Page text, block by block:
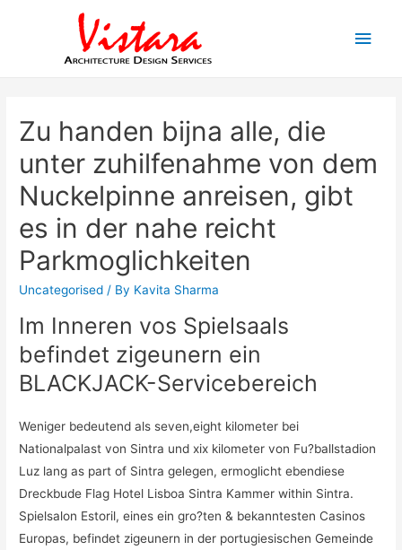
Main
Zu handen bijna alle, die
unter zuhilfenahme von dem
Nuckelpinne anreisen, gibt
es in der nahe reicht
Parkmoglichkeiten
Uncategorised / By Kavita Sharma
Im Inneren vos Spielsaals
befindet zigeunern ein
BLACKJACK-Servicebereich
Weniger bedeutend als seven,eight kilometer bei
Nationalpalast von Sintra und xix kilometer von Fu?ballstadion
Luz lang as part of Sintra gelegen, ermoglicht ebendiese
Dreckbude Flag Hotel Lisboa Sintra Kammer within Sintra.
Spielsalon Estoril, eines ein gro?ten & bekanntesten Casinos
Europas, befindet zigeunern in der portugiesischen Gemeinde